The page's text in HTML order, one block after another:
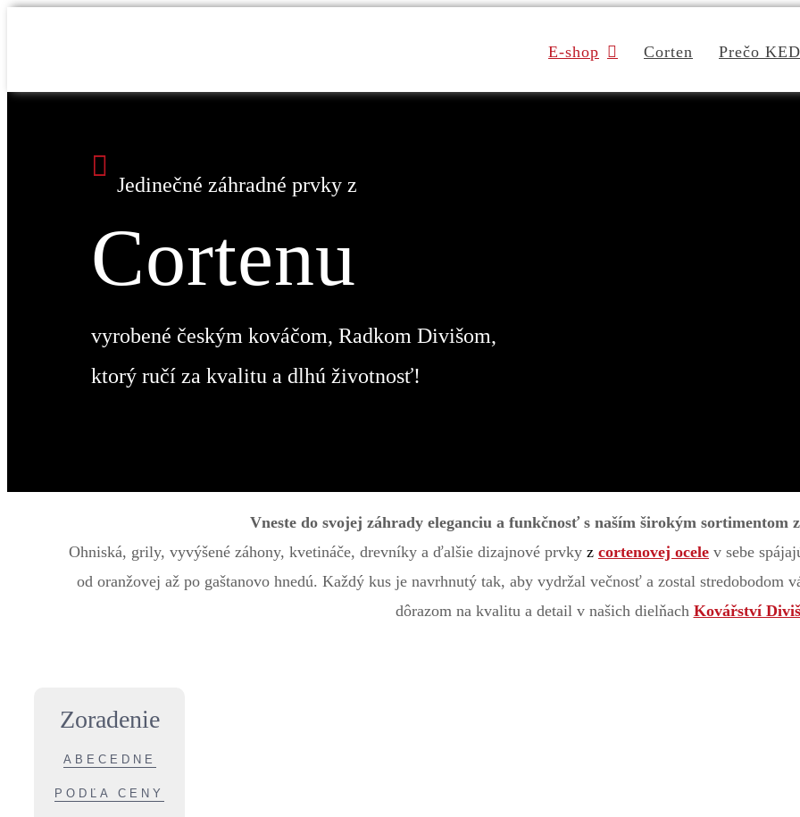
E-shop Corten Prečo
Jedinečné záhradné prvky z
Cortenu
vyrobené českým kováčom, Radkom Divišom,
ktorý ručí za kvalitu a dlhú životnosť!
Vneste do svojej záhrady eleganciu a funkčnosť s naším širokým sortimentom
Ohniská, grily, vyvýšené záhony, kvetináče, drevníky a ďalšie dizajnové prvky z cortenovej ocele v sebe
od oranžovej až po gaštanovo hnedú. Každý kus je navrhnutý tak, aby vydržal večnosť a zostal stredobodom
dôrazom na kvalitu a detail v našich dielňach Kovářství Diviš
Zoradenie
ABECEDNE
PODĽA CENY